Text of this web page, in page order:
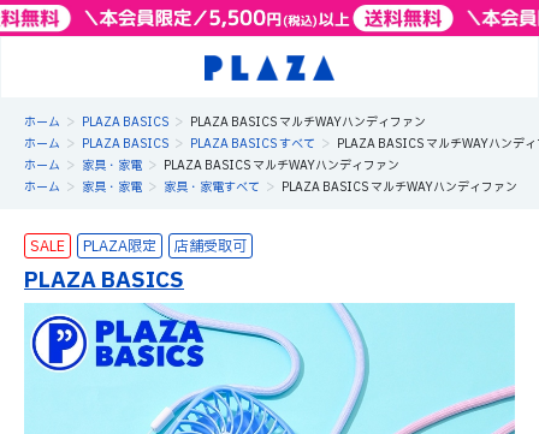
ホーム > PLAZA BASICS > PLAZA BASICS マルチWAYハンディファン
ホーム > PLAZA BASICS > PLAZA BASICS すべて > PLAZA BASICS マルチWAYハンデ
ホーム > 家具・家電 > PLAZA BASICS マルチWAYハンディファン
ホーム > 家具・家電 > 家具・家電すべて > PLAZA BASICS マルチWAYハンディファン
SALE PLAZA限定
PLAZA BASICS